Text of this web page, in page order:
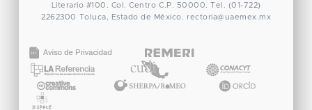
Literario #100. Col. Centro C.P. 50000. Tel. (01-722)
2262300 Toluca, Estado de México. rectoria@uaemex.mx